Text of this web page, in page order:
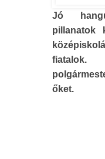
Jó
pillanatok
fiatalok.
őket.